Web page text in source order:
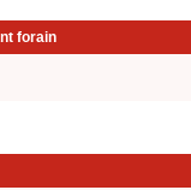
forain